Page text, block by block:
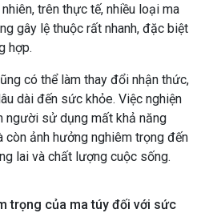
trên thực tế, nhiều loại ma
gây lệ thuộc rất nhanh, đặc biệt
hợp.
có thể làm thay đổi nhận thức,
dài đến sức khỏe. Việc nghiện
người sử dụng mất khả năng
còn ảnh hưởng nghiêm trọng đến
lai và chất lượng cuộc sống.
trọng của ma túy đối với sức